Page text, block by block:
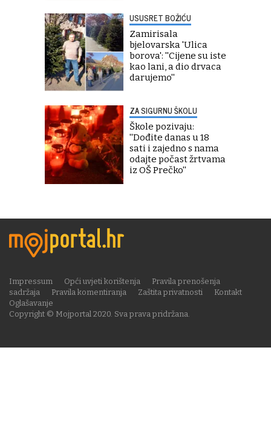
USUSRET BOŽIĆU
Zamirisala
bjelovarska 'Ulica
borova': ''Cijene su iste
kao lani, a dio drvaca
darujemo''
ZA SIGURNU ŠKOLU
Škole pozivaju:
''Dođite danas u 18
sati i zajedno s nama
odajte počast žrtvama
iz OŠ Prečko''
Copyright © Mojportal 2020. Sva prava pridržana.
Impressum Opći uvjeti korištenja
Pravila prenošenja
sadržaja
Pravila komentiranja Zaštita privatnosti
Kontakt
Oglašavanje